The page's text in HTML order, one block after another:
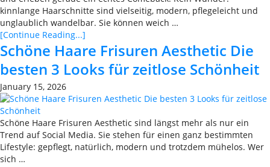
kinnlange Haarschnitte sind vielseitig, modern, pflegeleicht und
unglaublich wandelbar. Sie können weich …
[Continue Reading...]
Schöne Haare Frisuren Aesthetic Die
besten 3 Looks für zeitlose Schönheit
January 15, 2026
Schöne Haare Frisuren Aesthetic sind längst mehr als nur ein
Trend auf Social Media. Sie stehen für einen ganz bestimmten
Lifestyle: gepflegt, natürlich, modern und trotzdem mühelos. Wer
sich …